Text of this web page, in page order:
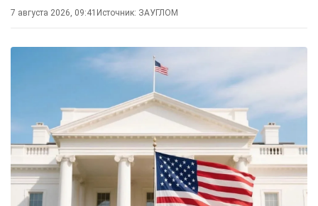
7 августа 2026, 09:41 Источник: ЗАУГЛОМ